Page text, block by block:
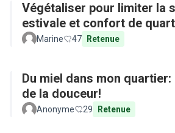
Végétaliser pour limiter la
estivale et confort de
Marine 47 Retenue
Du miel dans mon
de la douceur!
Anonyme 29 Retenue